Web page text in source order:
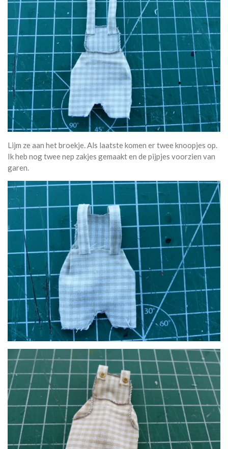
Lijm ze aan het broekje. Als laatste komen er twee knoopjes op.
Ik heb nog twee nep zakjes gemaakt en de pijpjes voorzien van
garen.